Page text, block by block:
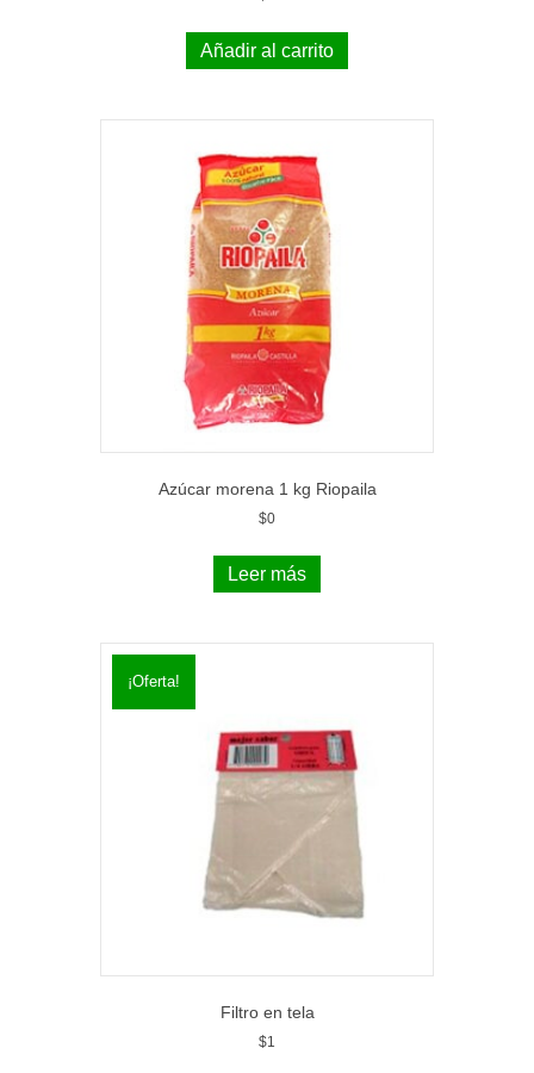
Añadir al carrito
Azúcar morena 1 kg Riopaila
$0
Leer más
¡Oferta!
Filtro en tela
$1